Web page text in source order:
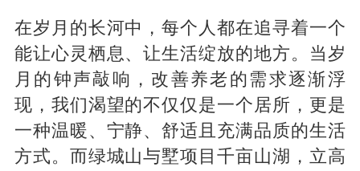
在岁月的长河中，每个人都在追寻着一个
能让心灵栖息、让生活绽放的地方。当岁
月的钟声敲响，改善养老的需求逐渐浮
现，我们渴望的不仅仅是一个居所，更是
一种温暖、宁静、舒适且充满品质的生活
方式。而绿城山与墅项目千亩山湖，立高